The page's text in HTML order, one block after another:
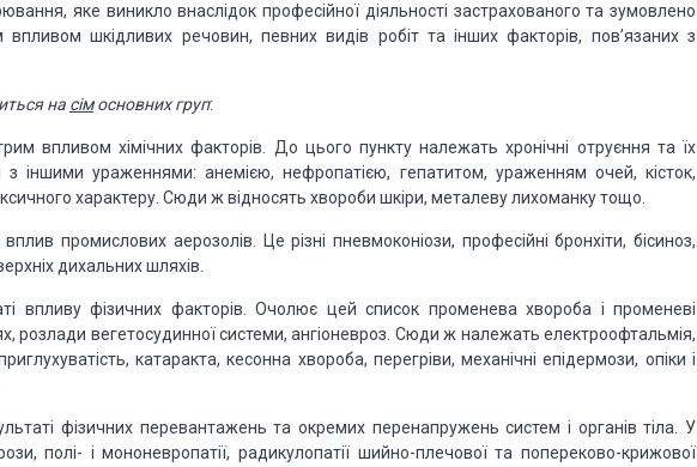
яке виникло внаслідок професійної діяльності застрахованого та зумовлено
шкідливих речовин, певних видів робіт та інших факторів, пов’язаних з
на сімосновних груп:
впливом хімічних факторів. До цього пункту належать хронічні отруєння та їх
з іншими ураженнями: анемією, нефропатією, гепатитом, ураженням очей, кісток,
характеру. Сюди ж відносять хвороби шкіри, металеву лихоманку тощо.
промислових аерозолів. Це різні пневмоконіози, професійні бронхіти, бісиноз,
дихальних шляхів.
впливу фізичних факторів. Очолює цей список променева хвороба і променеві
розлади вегетосудинної системи, ангіоневроз. Сюди ж належать електроофтальмія,
катаракта, кесонна хвороба, перегріви, механічні епідермози, опіки і
фізичних перевантажень та окремих перенапружень систем і органів тіла. У
полі- і мононевропатії, радикулопатії шийно-плечової та попереково-крижової